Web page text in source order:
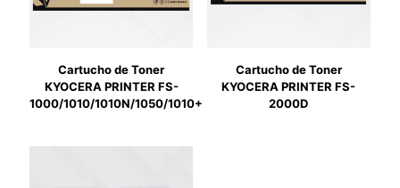
Cartucho de Toner
KYOCERA PRINTER FS-
1000/1010/1010N/1050/1010+
Cartucho de Toner
KYOCERA PRINTER FS-
2000D